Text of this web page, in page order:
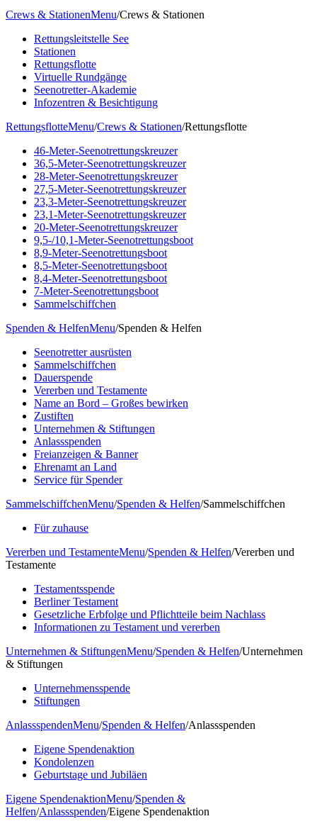
Crews & StationenMenu/Crews & Stationen
Rettungsleitstelle See
Stationen
Rettungsflotte
Virtuelle Rundgänge
Seenotretter-Akademie
Infozentren & Besichtigung
RettungsflotteMenu/Crews & Stationen/Rettungsflotte
46-Meter-Seenotrettungskreuzer
36,5-Meter-Seenotrettungskreuzer
28-Meter-Seenotrettungskreuzer
27,5-Meter-Seenotrettungskreuzer
23,3-Meter-Seenotrettungskreuzer
23,1-Meter-Seenotrettungskreuzer
20-Meter-Seenotrettungskreuzer
9,5-/10,1-Meter-Seenotrettungsboot
8,9-Meter-Seenotrettungsboot
8,5-Meter-Seenotrettungsboot
8,4-Meter-Seenotrettungsboot
7-Meter-Seenotrettungsboot
Sammelschiffchen
Spenden & HelfenMenu/Spenden & Helfen
Seenotretter ausrüsten
Sammelschiffchen
Dauerspende
Vererben und Testamente
Name an Bord – Großes bewirken
Zustiften
Unternehmen & Stiftungen
Anlassspenden
Freianzeigen & Banner
Ehrenamt an Land
Service für Spender
SammelschiffchenMenu/Spenden & Helfen/Sammelschiffchen
Für zuhause
Vererben und TestamenteMenu/Spenden & Helfen/Vererben und
Testamente
Testamentsspende
Berliner Testament
Gesetzliche Erbfolge und Pflichtteile beim Nachlass
Informationen zu Testament und vererben
Unternehmen & StiftungenMenu/Spenden & Helfen/Unternehmen
& Stiftungen
Unternehmensspende
Stiftungen
AnlassspendenMenu/Spenden & Helfen/Anlassspenden
Eigene Spendenaktion
Kondolenzen
Geburtstage und Jubiläen
Eigene SpendenaktionMenu/Spenden &
Helfen/Anlassspenden/Eigene Spendenaktion